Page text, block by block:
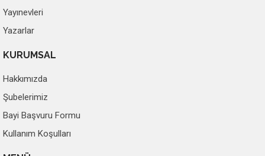
Yayınevleri
Yazarlar
KURUMSAL
Hakkımızda
Şubelerimiz
Bayi Başvuru Formu
Kullanım Koşulları